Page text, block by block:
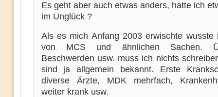
Es geht aber auch etwas anders, hatte ich
im Unglück ?
Als es mich Anfang 2003 erwischte wusste
von MCS und ähnlichen Sachen.
Beschwerden usw. muss ich nichts
sind ja allgemein bekannt. Erste
diverse Ärzte, MDK mehrfach,
weiter krank usw.